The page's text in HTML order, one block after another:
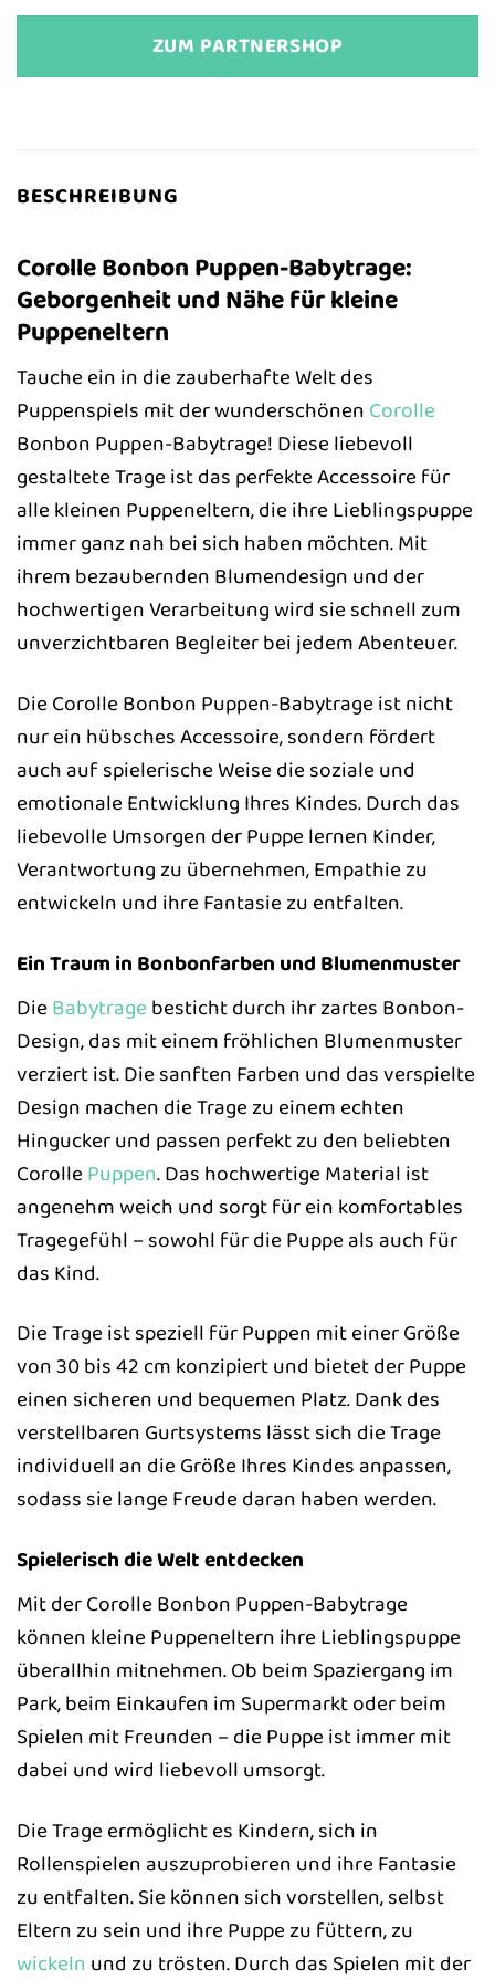
ZUM PARTNERSHOP
BESCHREIBUNG
Corolle Bonbon Puppen-Babytrage:
Geborgenheit und Nähe für kleine
Puppeneltern
Tauche ein in die zauberhafte Welt des
Puppenspiels mit der wunderschönen Corolle
Bonbon Puppen-Babytrage! Diese liebevoll
gestaltete Trage ist das perfekte Accessoire für
alle kleinen Puppeneltern, die ihre Lieblingspuppe
immer ganz nah bei sich haben möchten. Mit
ihrem bezaubernden Blumendesign und der
hochwertigen Verarbeitung wird sie schnell zum
unverzichtbaren Begleiter bei jedem Abenteuer.
Die Corolle Bonbon Puppen-Babytrage ist nicht
nur ein hübsches Accessoire, sondern fördert
auch auf spielerische Weise die soziale und
emotionale Entwicklung Ihres Kindes. Durch das
liebevolle Umsorgen der Puppe lernen Kinder,
Verantwortung zu übernehmen, Empathie zu
entwickeln und ihre Fantasie zu entfalten.
Ein Traum in Bonbonfarben und Blumenmuster
DieBabytrage besticht durch ihr zartes Bonbon-
Design, das mit einem fröhlichen Blumenmuster
verziert ist. Die sanften Farben und das verspielte
Design machen die Trage zu einem echten
Hingucker und passen perfekt zu den beliebten
CorollePuppen. Das hochwertige Material ist
angenehm weich und sorgt für ein komfortables
Tragegefühl – sowohl für die Puppe als auch für
das Kind.
Die Trage ist speziell für Puppen mit einer Größe
von 30 bis 42 cm konzipiert und bietet der Puppe
einen sicheren und bequemen Platz. Dank des
verstellbaren Gurtsystems lässt sich die Trage
individuell an die Größe Ihres Kindes anpassen,
sodass sie lange Freude daran haben werden.
Spielerisch die Welt entdecken
Mit der Corolle Bonbon Puppen-Babytrage
können kleine Puppeneltern ihre Lieblingspuppe
überallhin mitnehmen. Ob beim Spaziergang im
Park, beim Einkaufen im Supermarkt oder beim
Spielen mit Freunden – die Puppe ist immer mit
dabei und wird liebevoll umsorgt.
Die Trage ermöglicht es Kindern, sich in
Rollenspielen auszuprobieren und ihre Fantasie
zu entfalten. Sie können sich vorstellen, selbst
Eltern zu sein und ihre Puppe zu füttern, zu
wickeln und zu trösten. Durch das Spielen mit der